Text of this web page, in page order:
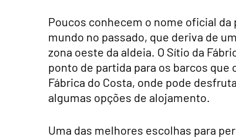
Poucos conhecem o nome oficial da
mundo no passado, que deriva de
zona oeste da aldeia. O Sítio da
ponto de partida para os barcos que
Fábrica do Costa, onde pode
algumas opções de alojamento.
Uma das melhores escolhas para